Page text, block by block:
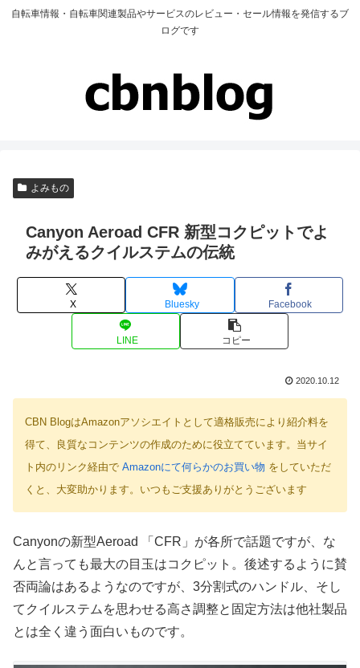
自転車情報・自転車関連製品やサービスのレビュー・セール情報を発信するブ
ログです
よみもの
Canyon Aeroad CFR 新型コクピットでよ
みがえるクイルステムの伝統
X Bluesky Facebook
LINE コピー
2020.10.12
CBN BlogはAmazonアソシエイトとして適格販売により紹介料を
得て、良質なコンテンツの作成のために役立てています。当サイ
ト内のリンク経由で Amazonにて何らかのお買い物 をしていただ
くと、大変助かります。いつもご支援ありがとうございます
Canyonの新型Aeroad 「CFR」が各所で話題ですが、な
んと言っても最大の目玉はコクピット。後述するように賛
否両論はあるようなのですが、3分割式のハンドル、そし
てクイルステムを思わせる高さ調整と固定方法は他社製品
とは全く違う面白いものです。